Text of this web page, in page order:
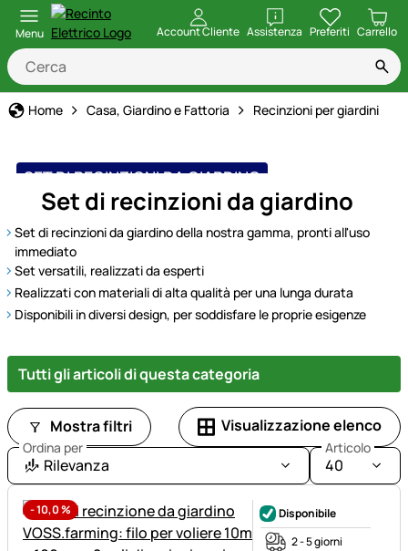
Menu Account Cliente Assistenza
apri Preferiti Carrello
Home Casa, Giardino e Fattoria Recinzioni per giardini
SET DI RECINZIONI DA GIARDINO
Set di recinzioni da giardino
Set di recinzioni da giardino della nostra gamma, pronti all'uso
immediato
Set versatili, realizzati da esperti
Realizzati con materiali di alta qualità per una lunga durata
Disponibili in diversi design, per soddisfare le proprie esigenze
Tutti gli articoli di questa categoria
Mostra filtri Visualizzazione elenco
Ordina per
Rilevanza
Articolo
40
-10,0%
Disponibile
2 - 5 giorni